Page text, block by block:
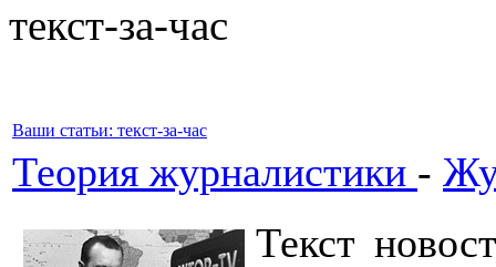
текст-за-час
Ваши статьи: текст-за-час
Теория журналистики -
Текст